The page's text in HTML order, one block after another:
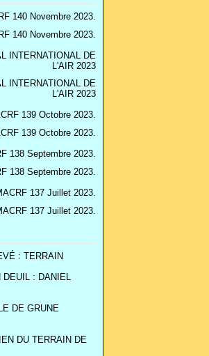
140 Novembre 2023.
INTERNATIONAL DE
L'AIR 2023
139 Octobre 2023.
138 Septembre 2023.
137 Juillet 2023.
: TERRAIN
DEUIL : DANIEL
DE GRUNE
DU TERRAIN DE